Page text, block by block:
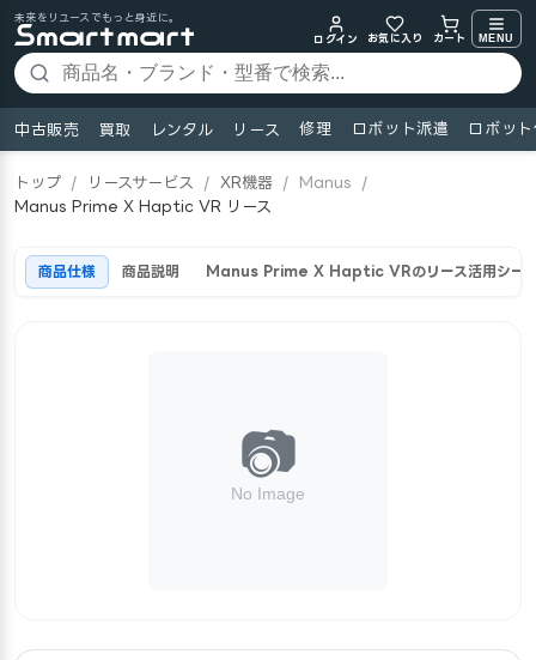
未来をリユースでもっと身近に。
ログイン
お気に入り カート MENU
中古販売 買取 レンタル リース 修理 ロボット派遣 ロボッ
トップ / リースサービス / XR機器 / Manus
/
Manus Prime X Haptic VR リース
商品仕様 商品説明 Manus Prime X Haptic VRのリース活用シー